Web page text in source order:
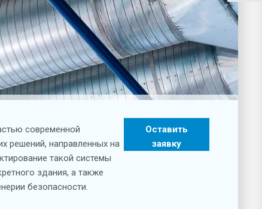
современной
решений, направленных на
такой системы
здания, а также
безопасности.
Оставить
заявку